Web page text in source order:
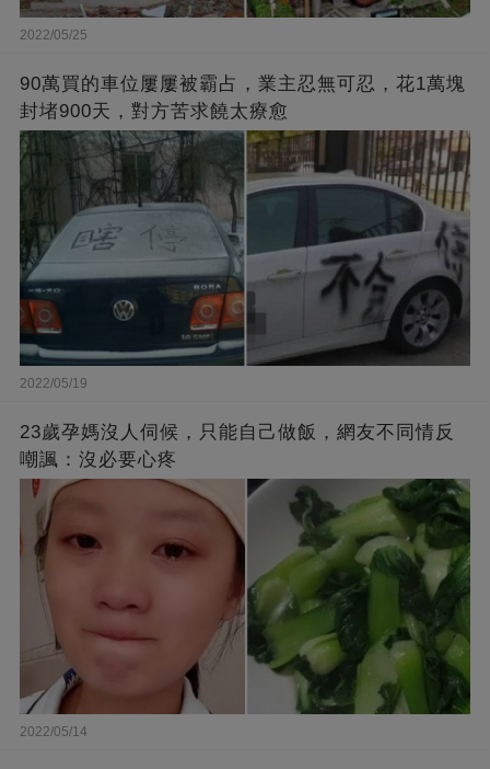
2022/05/25
90萬買的車位屢屢被霸占，業主忍無可忍，花1萬塊
封堵900天，對方苦求饒太療愈
2022/05/19
23歲孕媽沒人伺候，只能自己做飯，網友不同情反
嘲諷：沒必要心疼
2022/05/14